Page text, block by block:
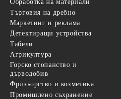
Обработка на материали
Търговия на дребно
Маркетинг и реклама
Детектиращи устройства
Табели
Агрикултура
Горско стопанство и
дърводобив
Фризьорство и козметика
Промишлено съхранение